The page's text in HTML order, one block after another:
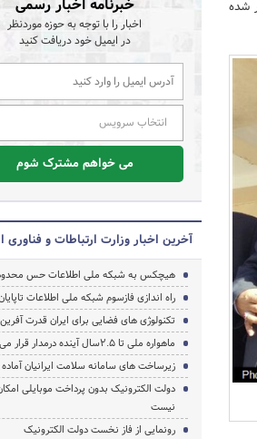
شده
خبرنامه اخبار رسمی
اخبار را با توجه به حوزه موردنظر
در ایمیل خود دریافت کنید
انتخاب سرویس
می خواهم مشترک شوم
آخرین اخبار وزارت ارتباطات و فناوری
هیچکس به شبکه ملی اطلاعات حس
راه اندازی فازسوم شبکه ملی اطلاعات
تکنولوژی های فضایی برای ایران قدرت
ماهواره ملی تا 2.5سال آینده درمدار قرار می گیرد
زیرساخت های سامانه سلامت ایرانیان
دولت الکترونیک بدون پرداخت موبایلی
نیست
رونمایی از فاز نخست دولت الکترونیک